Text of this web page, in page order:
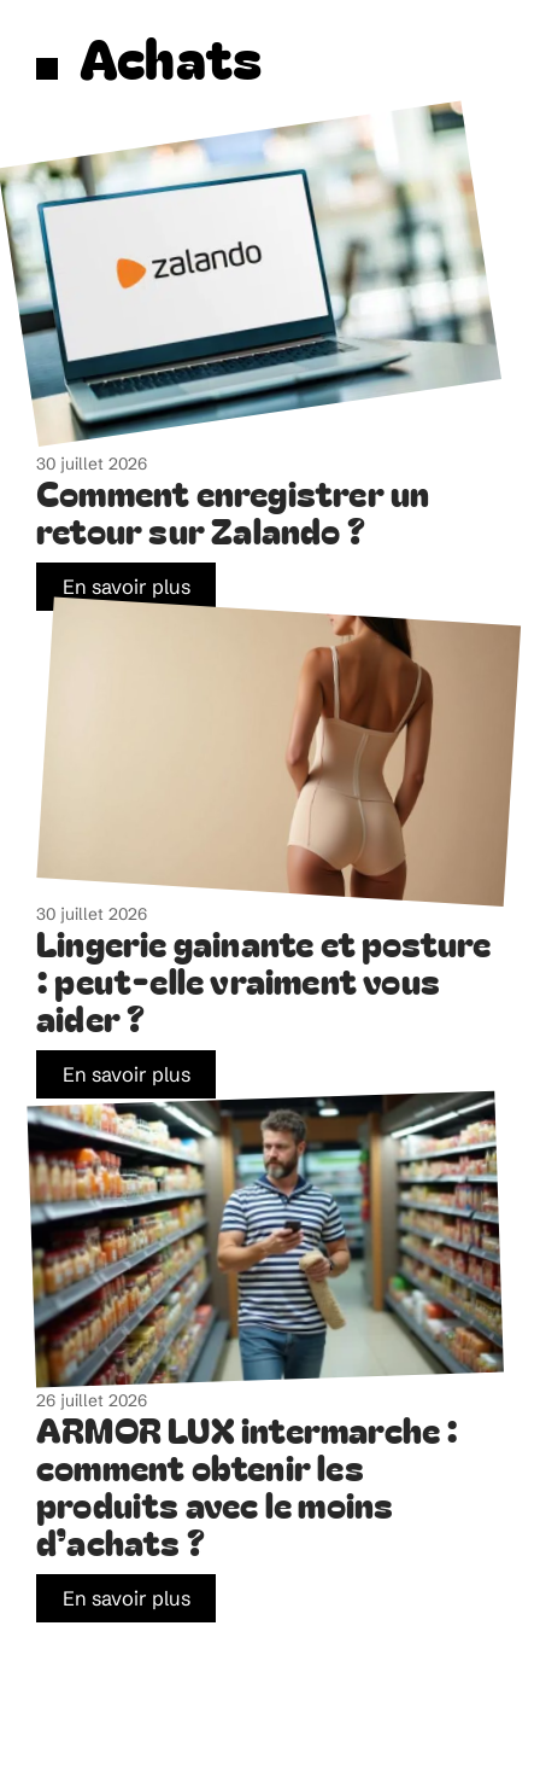
Achats
30 juillet 2026
Comment enregistrer un
retour sur Zalando ?
En savoir plus
30 juillet 2026
Lingerie gainante et posture
: peut-elle vraiment vous
aider ?
En savoir plus
26 juillet 2026
ARMOR LUX intermarche :
comment obtenir les
produits avec le moins
d’achats ?
En savoir plus